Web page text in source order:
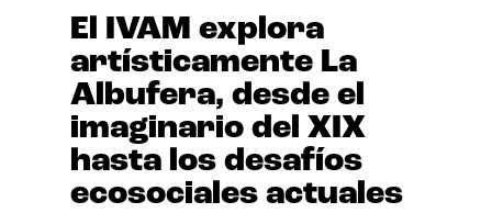
El IVAM explora
artísticamente La
Albufera, desde el
imaginario del XIX
hasta los desafíos
ecosociales actuales